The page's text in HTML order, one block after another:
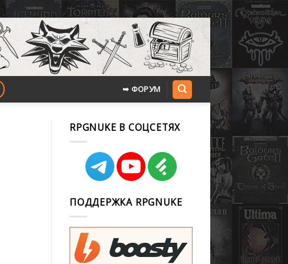
➥ ФОРУМ
RPGNUKE В СОЦСЕТЯХ
ПОДДЕРЖКА RPGNUKE